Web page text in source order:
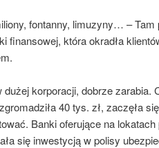
fontanny, limuzyny… –
finansowej, która okradła
korporacji, dobrze zarabia.
40 tys. zł, zaczęła
Banki oferujące na lokatach
się inwestycją w polisy